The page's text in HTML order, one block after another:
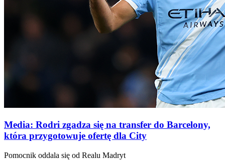
Media: Rodri zgadza się na transfer do Barcelony,
która przygotowuje ofertę dla City
Pomocnik oddala się od Realu Madryt